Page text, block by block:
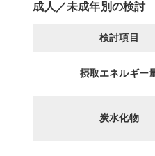
成人／未成年別の検討
検討項目
摂取エネルギー
炭水化物